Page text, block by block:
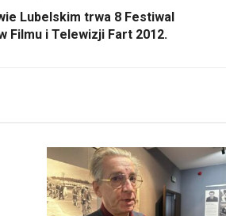
Lubelskim trwa 8 Festiwal
Filmu i Telewizji Fart 2012.